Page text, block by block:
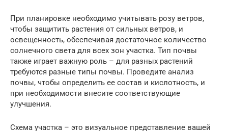
При планировке необходимо учитывать розу ветров,
чтобы защитить растения от сильных ветров, и
освещенность, обеспечивая достаточное количество
солнечного света для всех зон участка. Тип почвы
также играет важную роль – для разных растений
требуются разные типы почвы. Проведите анализ
почвы, чтобы определить ее состав и кислотность, и
при необходимости внесите соответствующие
улучшения.
Схема участка – это визуальное представление вашей